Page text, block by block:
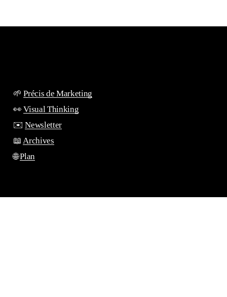
🌱Précis de Marketing
👀Visual Thinking
✉️Newsletter
📖 Archives
🌐Plan